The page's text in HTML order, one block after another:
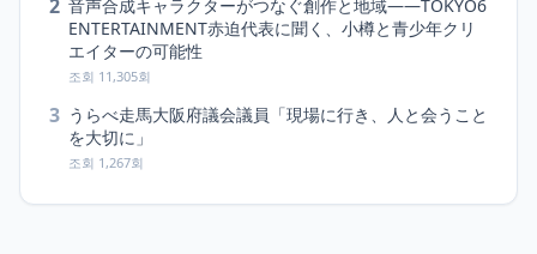
2 音声合成キャラクターがつなぐ創作と地域――TOKYO6
ENTERTAINMENT赤迫代表に聞く、小樽と青少年クリ
エイターの可能性
조회 11,305회
3 うらべ走馬大阪府議会議員「現場に行き、人と会うこと
を大切に」
조회 1,267회